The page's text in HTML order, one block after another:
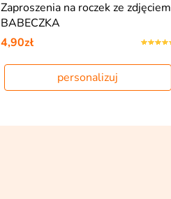
Zaproszenia na roczek ze zdjęciem
BABECZKA
4,90zł
personalizuj